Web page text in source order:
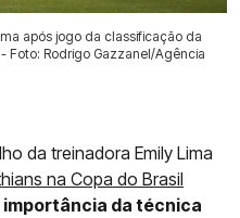
após jogo da classificação da
Foto: Rodrigo Gazzanel/Agência
da treinadora Emily Lima
na Copa do Brasil
importância da técnica